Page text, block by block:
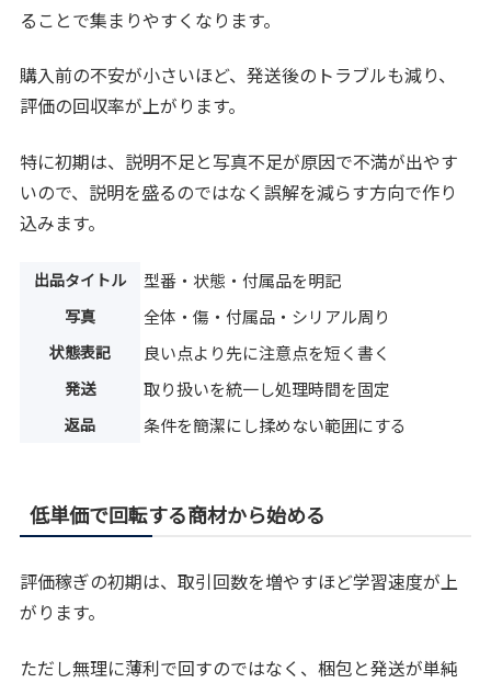
ることで集まりやすくなります。
購入前の不安が小さいほど、発送後のトラブルも減り、
評価の回収率が上がります。
特に初期は、説明不足と写真不足が原因で不満が出やす
いので、説明を盛るのではなく誤解を減らす方向で作り
込みます。
出品タイトル 型番・状態・付属品を明記
写真 全体・傷・付属品・シリアル周り
状態表記 良い点より先に注意点を短く書く
発送 取り扱いを統一し処理時間を固定
返品 条件を簡潔にし揉めない範囲にする
低単価で回転する商材から始める
評価稼ぎの初期は、取引回数を増やすほど学習速度が上
がります。
ただし無理に薄利で回すのではなく、梱包と発送が単純